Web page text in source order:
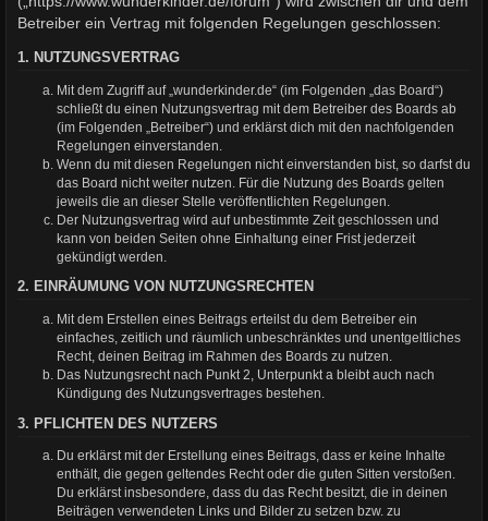
Betreiber ein Vertrag mit folgenden Regelungen geschlossen:
1. NUTZUNGSVERTRAG
Mit dem Zugriff auf „wunderkinder.de“ (im Folgenden „das Board“)
schließt du einen Nutzungsvertrag mit dem Betreiber des Boards ab
(im Folgenden „Betreiber“) und erklärst dich mit den nachfolgenden
Regelungen einverstanden.
Wenn du mit diesen Regelungen nicht einverstanden bist, so darfst du
das Board nicht weiter nutzen. Für die Nutzung des Boards gelten
jeweils die an dieser Stelle veröffentlichten Regelungen.
Der Nutzungsvertrag wird auf unbestimmte Zeit geschlossen und
kann von beiden Seiten ohne Einhaltung einer Frist jederzeit
gekündigt werden.
2. EINRÄUMUNG VON NUTZUNGSRECHTEN
Mit dem Erstellen eines Beitrags erteilst du dem Betreiber ein
einfaches, zeitlich und räumlich unbeschränktes und unentgeltliches
Recht, deinen Beitrag im Rahmen des Boards zu nutzen.
Das Nutzungsrecht nach Punkt 2, Unterpunkt a bleibt auch nach
Kündigung des Nutzungsvertrages bestehen.
3. PFLICHTEN DES NUTZERS
Du erklärst mit der Erstellung eines Beitrags, dass er keine Inhalte
enthält, die gegen geltendes Recht oder die guten Sitten verstoßen.
Du erklärst insbesondere, dass du das Recht besitzt, die in deinen
Beiträgen verwendeten Links und Bilder zu setzen bzw. zu